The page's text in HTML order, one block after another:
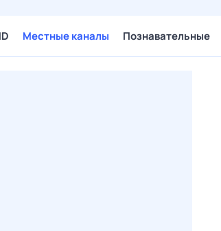
Местные каналы Познавательные